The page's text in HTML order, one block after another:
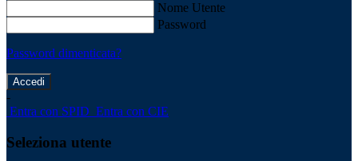
Nome Utente
Password
Password dimenticata?
-
Entra con SPID Entra con CIE
Seleziona utente